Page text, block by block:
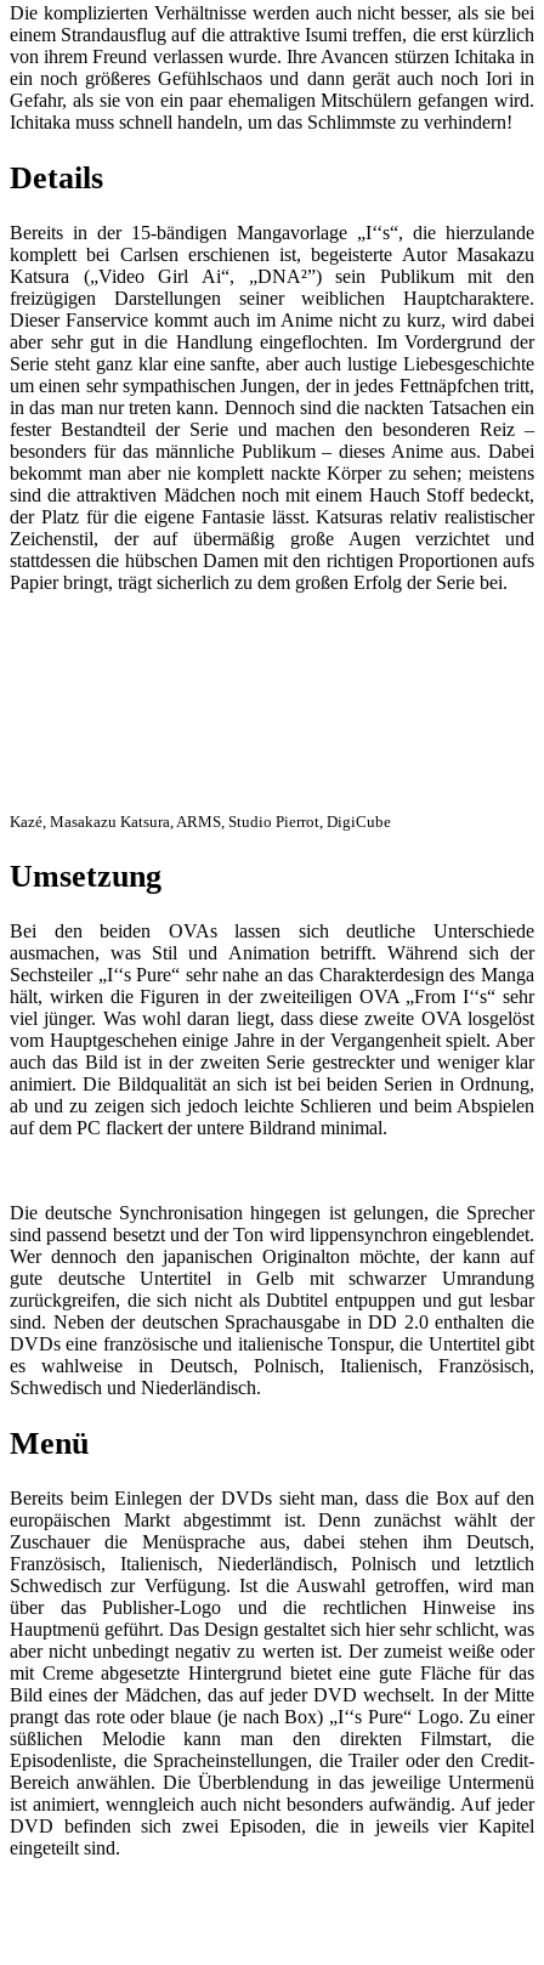
Die komplizierten Verhältnisse werden auch nicht besser, als sie bei
einem Strandausflug auf die attraktive Isumi treffen, die erst kürzlich
von ihrem Freund verlassen wurde. Ihre Avancen stürzen Ichitaka in
ein noch größeres Gefühlschaos und dann gerät auch noch Iori in
Gefahr, als sie von ein paar ehemaligen Mitschülern gefangen wird.
Ichitaka muss schnell handeln, um das Schlimmste zu verhindern!
Details
Bereits in der 15-bändigen Mangavorlage „I‘‘s“, die hierzulande
komplett bei Carlsen erschienen ist, begeisterte Autor Masakazu
Katsura („Video Girl Ai“, „DNA²”) sein Publikum mit den
freizügigen Darstellungen seiner weiblichen Hauptcharaktere.
Dieser Fanservice kommt auch im Anime nicht zu kurz, wird dabei
aber sehr gut in die Handlung eingeflochten. Im Vordergrund der
Serie steht ganz klar eine sanfte, aber auch lustige Liebesgeschichte
um einen sehr sympathischen Jungen, der in jedes Fettnäpfchen tritt,
in das man nur treten kann. Dennoch sind die nackten Tatsachen ein
fester Bestandteil der Serie und machen den besonderen Reiz –
besonders für das männliche Publikum – dieses Anime aus. Dabei
bekommt man aber nie komplett nackte Körper zu sehen; meistens
sind die attraktiven Mädchen noch mit einem Hauch Stoff bedeckt,
der Platz für die eigene Fantasie lässt. Katsuras relativ realistischer
Zeichenstil, der auf übermäßig große Augen verzichtet und
stattdessen die hübschen Damen mit den richtigen Proportionen aufs
Papier bringt, trägt sicherlich zu dem großen Erfolg der Serie bei.
Kazé, Masakazu Katsura, ARMS, Studio Pierrot, DigiCube
Umsetzung
Bei den beiden OVAs lassen sich deutliche Unterschiede
ausmachen, was Stil und Animation betrifft. Während sich der
Sechsteiler „I‘‘s Pure“ sehr nahe an das Charakterdesign des Manga
hält, wirken die Figuren in der zweiteiligen OVA „From I‘‘s“ sehr
viel jünger. Was wohl daran liegt, dass diese zweite OVA losgelöst
vom Hauptgeschehen einige Jahre in der Vergangenheit spielt. Aber
auch das Bild ist in der zweiten Serie gestreckter und weniger klar
animiert. Die Bildqualität an sich ist bei beiden Serien in Ordnung,
ab und zu zeigen sich jedoch leichte Schlieren und beim Abspielen
auf dem PC flackert der untere Bildrand minimal.
Die deutsche Synchronisation hingegen ist gelungen, die Sprecher
sind passend besetzt und der Ton wird lippensynchron eingeblendet.
Wer dennoch den japanischen Originalton möchte, der kann auf
gute deutsche Untertitel in Gelb mit schwarzer Umrandung
zurückgreifen, die sich nicht als Dubtitel entpuppen und gut lesbar
sind. Neben der deutschen Sprachausgabe in DD 2.0 enthalten die
DVDs eine französische und italienische Tonspur, die Untertitel gibt
es wahlweise in Deutsch, Polnisch, Italienisch, Französisch,
Schwedisch und Niederländisch.
Menü
Bereits beim Einlegen der DVDs sieht man, dass die Box auf den
europäischen Markt abgestimmt ist. Denn zunächst wählt der
Zuschauer die Menüsprache aus, dabei stehen ihm Deutsch,
Französisch, Italienisch, Niederländisch, Polnisch und letztlich
Schwedisch zur Verfügung. Ist die Auswahl getroffen, wird man
über das Publisher-Logo und die rechtlichen Hinweise ins
Hauptmenü geführt. Das Design gestaltet sich hier sehr schlicht, was
aber nicht unbedingt negativ zu werten ist. Der zumeist weiße oder
mit Creme abgesetzte Hintergrund bietet eine gute Fläche für das
Bild eines der Mädchen, das auf jeder DVD wechselt. In der Mitte
prangt das rote oder blaue (je nach Box) „I‘‘s Pure“ Logo. Zu einer
süßlichen Melodie kann man den direkten Filmstart, die
Episodenliste, die Spracheinstellungen, die Trailer oder den Credit-
Bereich anwählen. Die Überblendung in das jeweilige Untermenü
ist animiert, wenngleich auch nicht besonders aufwändig. Auf jeder
DVD befinden sich zwei Episoden, die in jeweils vier Kapitel
eingeteilt sind.